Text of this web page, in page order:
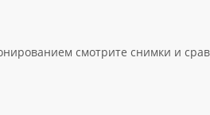
смотрите снимки и